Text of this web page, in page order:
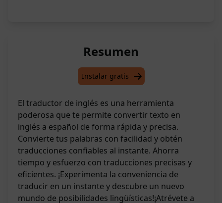
Resumen
Instalar gratis
El traductor de inglés es una herramienta
poderosa que te permite convertir texto en
inglés a español de forma rápida y precisa.
Convierte tus palabras con facilidad y obtén
traducciones confiables al instante. Ahorra
tiempo y esfuerzo con traducciones precisas y
eficientes. ¡Experimenta la conveniencia de
traducir en un instante y descubre un nuevo
mundo de posibilidades lingüísticas!¡Atrévete a